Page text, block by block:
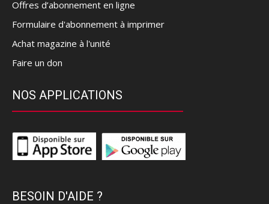
Offres d’abonnement en ligne
Formulaire d'abonnement à imprimer
Achat magazine à l'unité
Faire un don
NOS APPLICATIONS
BESOIN D'AIDE ?